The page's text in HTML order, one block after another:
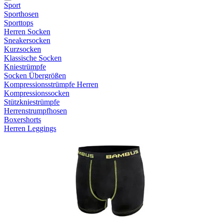
Sport
Sporthosen
Sporttops
Herren Socken
Sneakersocken
Kurzsocken
Klassische Socken
Kniestrümpfe
Socken Übergrößen
Kompressionsstrümpfe Herren
Kompressionssocken
Stützkniestrümpfe
Herrenstrumpfhosen
Boxershorts
Herren Leggings